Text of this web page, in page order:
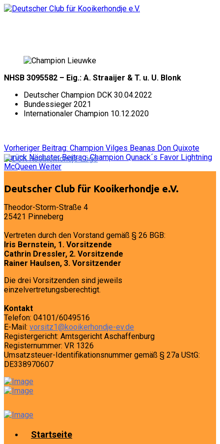
NHSB 3095582 – Eig.: A. Straaijer & T. u. U. Blonk
Deutscher Champion DCK 30.04.2022
Bundessieger 2021
Internationaler Champion 10.12.2020
Vorheriger Beitrag: Champion Vilges Beanas Don Quixote
Zurück Nächster Beitrag: Champion Qunack´s Favor Lightning
McQueen Weiter
Deutscher Club für Kooikerhondje e.V.
Theodor-Storm-Straße 4
25421 Pinneberg
Vertreten durch den Vorstand gemäß § 26 BGB:
Iris Bernstein, 1. Vorsitzende
Cathrin Dressler, 2. Vorsitzende
Rainer Haulsen, 3. Vorsitzender
Die drei Vorsitzenden sind jeweils
einzelvertretungsberechtigt.
Kontakt
Telefon: 04101/6049516
E-Mail: vorsitz1@kooikerhondje-ev.de
Registergericht: Amtsgericht Aschaffenburg
Registernummer: VR 1326
Umsatzsteuer-Identifikationsnummer gemäß § 27a UStG:
DE338970607
Startseite